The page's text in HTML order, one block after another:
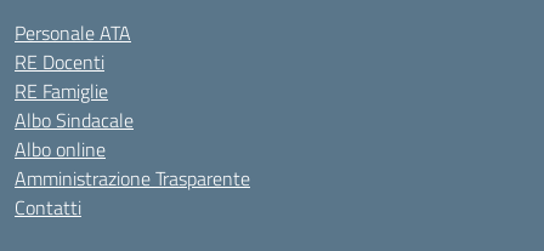
Personale ATA
RE Docenti
RE Famiglie
Albo Sindacale
Albo online
Amministrazione Trasparente
Contatti